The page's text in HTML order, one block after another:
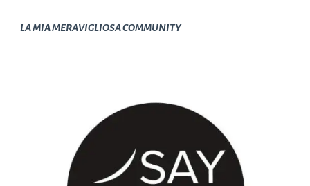
LA MIA MERAVIGLIOSA COMMUNITY